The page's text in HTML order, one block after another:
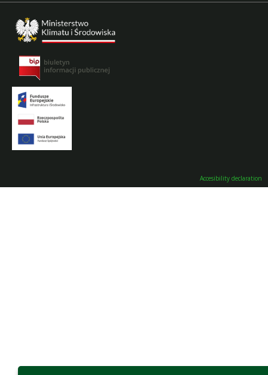
Accesibility declaration